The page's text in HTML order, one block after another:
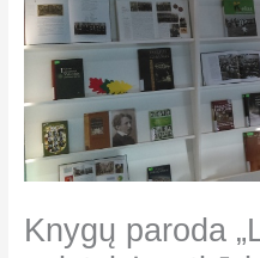
Knygų paroda